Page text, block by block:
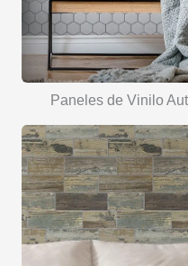
Paneles de Vinilo